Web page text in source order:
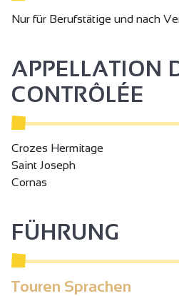
Nur für Berufstätige und nach
APPELLATION
CONTRÔLÉE
Crozes Hermitage
Saint Joseph
Cornas
FÜHRUNG
Touren Sprachen